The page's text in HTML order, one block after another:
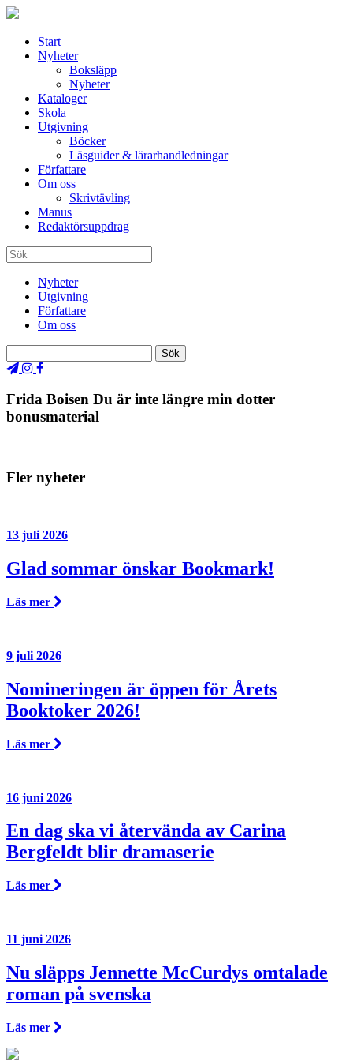
Start
Nyheter
Boksläpp
Nyheter
Kataloger
Skola
Utgivning
Böcker
Läsguider & lärarhandledningar
Författare
Om oss
Skrivtävling
Manus
Redaktörsuppdrag
Nyheter
Utgivning
Författare
Om oss
Frida Boisen Du är inte längre min dotter
bonusmaterial
Fler nyheter
13 juli 2026
Glad sommar önskar Bookmark!
Läs mer
9 juli 2026
Nomineringen är öppen för Årets
Booktoker 2026!
Läs mer
16 juni 2026
En dag ska vi återvända av Carina
Bergfeldt blir dramaserie
Läs mer
11 juni 2026
Nu släpps Jennette McCurdys omtalade
roman på svenska
Läs mer